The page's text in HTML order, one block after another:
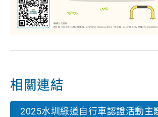
相關連結
2025水圳綠道自行車認證活動主